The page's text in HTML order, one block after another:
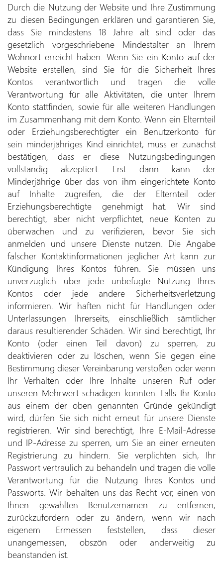
Durch die Nutzung der Website und Ihre Zustimmung
zu diesen Bedingungen erklären und garantieren Sie,
dass Sie mindestens 18 Jahre alt sind oder das
gesetzlich vorgeschriebene Mindestalter an Ihrem
Wohnort erreicht haben. Wenn Sie ein Konto auf der
Website erstellen, sind Sie für die Sicherheit Ihres
Kontos verantwortlich und tragen die volle
Verantwortung für alle Aktivitäten, die unter Ihrem
Konto stattfinden, sowie für alle weiteren Handlungen
im Zusammenhang mit dem Konto. Wenn ein Elternteil
oder Erziehungsberechtigter ein Benutzerkonto für
sein minderjähriges Kind einrichtet, muss er zunächst
bestätigen, dass er diese Nutzungsbedingungen
vollständig akzeptiert. Erst dann kann der
Minderjährige über das von ihm eingerichtete Konto
auf Inhalte zugreifen, die der Elternteil oder
Erziehungsberechtigte genehmigt hat. Wir sind
berechtigt, aber nicht verpflichtet, neue Konten zu
überwachen und zu verifizieren, bevor Sie sich
anmelden und unsere Dienste nutzen. Die Angabe
falscher Kontaktinformationen jeglicher Art kann zur
Kündigung Ihres Kontos führen. Sie müssen uns
unverzüglich über jede unbefugte Nutzung Ihres
Kontos oder jede andere Sicherheitsverletzung
informieren. Wir haften nicht für Handlungen oder
Unterlassungen Ihrerseits, einschließlich sämtlicher
daraus resultierender Schäden. Wir sind berechtigt, Ihr
Konto (oder einen Teil davon) zu sperren, zu
deaktivieren oder zu löschen, wenn Sie gegen eine
Bestimmung dieser Vereinbarung verstoßen oder wenn
Ihr Verhalten oder Ihre Inhalte unseren Ruf oder
unseren Mehrwert schädigen könnten. Falls Ihr Konto
aus einem der oben genannten Gründe gekündigt
wird, dürfen Sie sich nicht erneut für unsere Dienste
registrieren. Wir sind berechtigt, Ihre E-Mail-Adresse
und IP-Adresse zu sperren, um Sie an einer erneuten
Registrierung zu hindern. Sie verplichten sich, Ihr
Passwort vertraulich zu behandeln und tragen die volle
Verantwortung für die Nutzung Ihres Kontos und
Passworts. Wir behalten uns das Recht vor, einen von
Ihnen gewählten Benutzernamen zu entfernen,
zurückzufordern oder zu ändern, wenn wir nach
eigenem Ermessen feststellen, dass dieser
unangemessen, obszön oder anderweitig zu
beanstanden ist.